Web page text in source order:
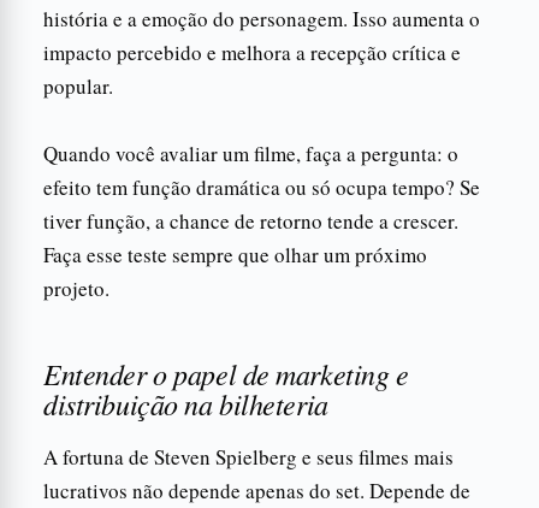
história e a emoção do personagem. Isso aumenta o
impacto percebido e melhora a recepção crítica e
popular.
Quando você avaliar um filme, faça a pergunta: o
efeito tem função dramática ou só ocupa tempo? Se
tiver função, a chance de retorno tende a crescer.
Faça esse teste sempre que olhar um próximo
projeto.
Entender o papel de marketing e
distribuição na bilheteria
A fortuna de Steven Spielberg e seus filmes mais
lucrativos não depende apenas do set. Depende de